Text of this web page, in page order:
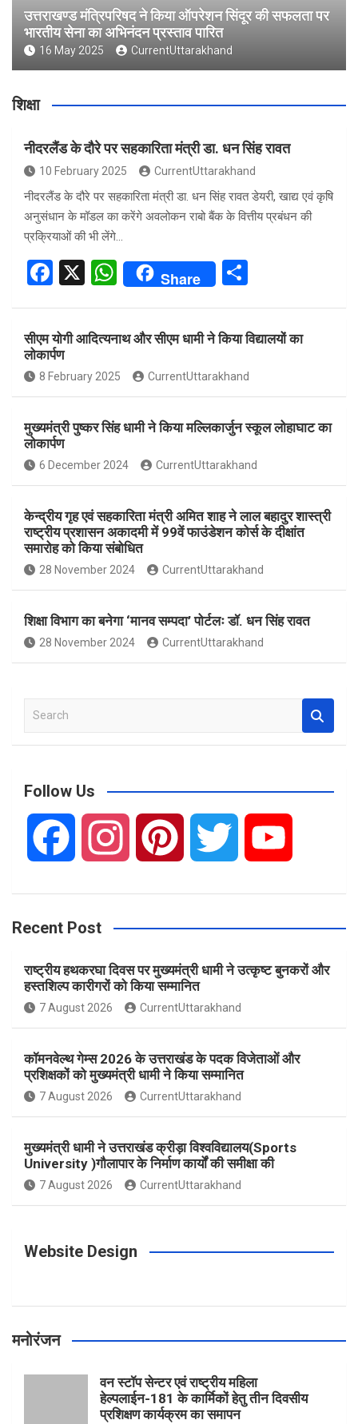
उत्तराखण्ड मंत्रिपरिषद ने किया ऑपरेशन सिंदूर की सफलता पर
भारतीय सेना का अभिनंदन प्रस्ताव पारित
16 May 2025 CurrentUttarakhand
शिक्षा
नीदरलैंड के दौरे पर सहकारिता मंत्री डा. धन सिंह रावत
10 February 2025 CurrentUttarakhand
नीदरलैंड के दौरे पर सहकारिता मंत्री डा. धन सिंह रावत डेयरी, खाद्य एवं कृषि
अनुसंधान के मॉडल का करेंगे अवलोकन राबो बैंक के वित्तीय प्रबंधन की
प्रक्रियाओं की भी लेंगे…
F
ce
b
o
o
k
X
W
s
A
p
p
Share
ar
e
सीएम योगी आदित्यनाथ और सीएम धामी ने किया विद्यालयों का
लोकार्पण
8 February 2025 CurrentUttarakhand
मुख्यमंत्री पुष्कर सिंह धामी ने किया मल्लिकार्जुन स्कूल लोहाघाट का
लोकार्पण
6 December 2024 CurrentUttarakhand
केन्द्रीय गृह एवं सहकारिता मंत्री अमित शाह ने लाल बहादुर शास्त्री
राष्ट्रीय प्रशासन अकादमी में 99वें फाउंडेशन कोर्स के दीक्षांत
समारोह को किया संबोधित
28 November 2024 CurrentUttarakhand
शिक्षा विभाग का बनेगा ‘मानव सम्पदा’ पोर्टलः डॉ. धन सिंह रावत
28 November 2024 CurrentUttarakhand
a
c
Follow Us
c
e
b
o
k
s
t
a
g
a
n
t
e
r
s
i
t
e
u
u
Recent Post
राष्ट्रीय हथकरघा दिवस पर मुख्यमंत्री धामी ने उत्कृष्ट बुनकरों और
हस्तशिल्प कारीगरों को किया सम्मानित
7 August 2026 CurrentUttarakhand
कॉमनवेल्थ गेम्स 2026 के उत्तराखंड के पदक विजेताओं और
प्रशिक्षकों को मुख्यमंत्री धामी ने किया सम्मानित
7 August 2026 CurrentUttarakhand
मुख्यमंत्री धामी ने उत्तराखंड क्रीड़ा विश्वविद्यालय(Sports
University )गौलापार के निर्माण कार्यों की समीक्षा की
7 August 2026 CurrentUttarakhand
Website Design
मनोरंजन
वन स्टॉप सेन्टर एवं राष्ट्रीय महिला
हेल्पलाईन-181 के कार्मिकों हेतु तीन दिवसीय
प्रशिक्षण कार्यक्रम का समापन